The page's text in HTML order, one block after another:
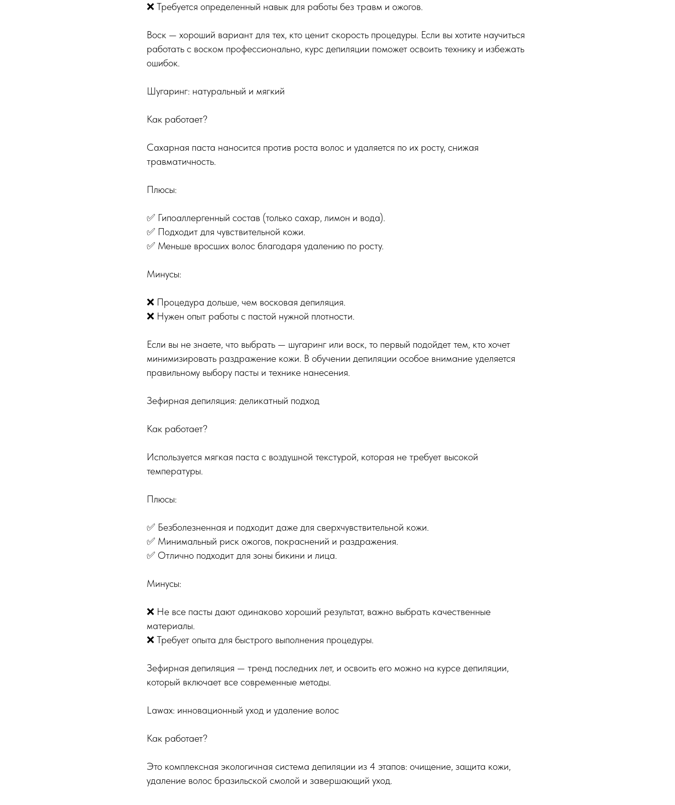
❌ Требуется определенный навык для работы без травм и ожогов.
Воск — хороший вариант для тех, кто ценит скорость процедуры. Если вы хотите научиться
работать с воском профессионально, курс депиляции поможет освоить технику и избежать
ошибок.
Шугаринг: натуральный и мягкий
Как работает?
Сахарная паста наносится против роста волос и удаляется по их росту, снижая
травматичность.
Плюсы:
✅ Гипоаллергенный состав (только сахар, лимон и вода).
✅ Подходит для чувствительной кожи.
✅ Меньше вросших волос благодаря удалению по росту.
Минусы:
❌ Процедура дольше, чем восковая депиляция.
❌ Нужен опыт работы с пастой нужной плотности.
Если вы не знаете, что выбрать — шугаринг или воск, то первый подойдет тем, кто хочет
минимизировать раздражение кожи. В обучении депиляции особое внимание уделяется
правильному выбору пасты и технике нанесения.
Зефирная депиляция: деликатный подход
Как работает?
Используется мягкая паста с воздушной текстурой, которая не требует высокой
температуры.
Плюсы:
✅ Безболезненная и подходит даже для сверхчувствительной кожи.
✅ Минимальный риск ожогов, покраснений и раздражения.
✅ Отлично подходит для зоны бикини и лица.
Минусы:
❌ Не все пасты дают одинаково хороший результат, важно выбрать качественные
материалы.
❌ Требует опыта для быстрого выполнения процедуры.
Зефирная депиляция — тренд последних лет, и освоить его можно на курсе депиляции,
который включает все современные методы.
Lawax: инновационный уход и удаление волос
Как работает?
Это комплексная экологичная система депиляции из 4 этапов: очищение, защита кожи,
удаление волос бразильской смолой и завершающий уход.